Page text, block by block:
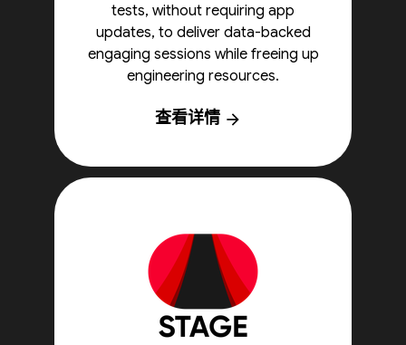
tests, without requiring app
updates, to deliver data-backed
engaging sessions while freeing up
engineering resources.
查看详情 arrow_forward